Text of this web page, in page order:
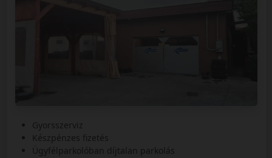
Gyorsszerviz
Készpénzes fizetés
Ügyfélparkolóban díjtalan parkolás